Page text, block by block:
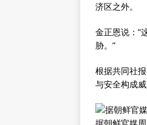
济区之外。
金正恩说：“
胁。”
根据共同社
与安全构成威